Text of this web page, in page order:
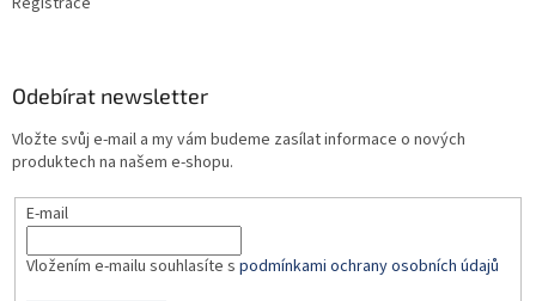
Odebírat newsletter
Vložte svůj e-mail a my vám budeme zasílat informace o nových
produktech na našem e-shopu.
E-mail
Vložením e-mailu souhlasíte s podmínkami ochrany osobních údajů